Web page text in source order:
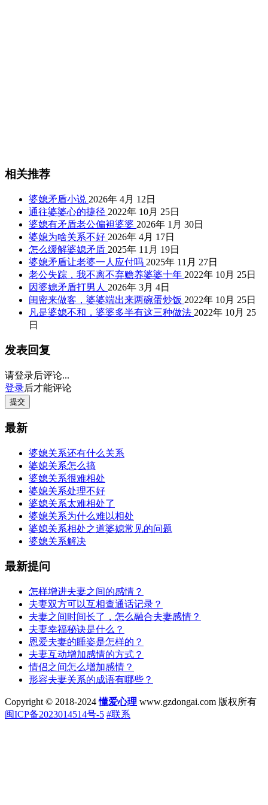
相关推荐
婆媳矛盾小说 2026年 4月 12日
通往婆婆心的捷径 2022年 10月 25日
婆媳有矛盾老公偏袒婆婆 2026年 1月 30日
婆媳为啥关系不好 2026年 4月 17日
怎么缓解婆媳矛盾 2025年 11月 19日
婆媳矛盾让老婆一人应付吗 2025年 11月 27日
老公失踪，我不离不弃赡养婆婆十年 2022年 10月 25日
因婆媳矛盾打男人 2026年 3月 4日
闺密来做客，婆婆端出来两碗蛋炒饭 2022年 10月 25日
凡是婆媳不和，婆婆多半有这三种做法 2022年 10月 25
日
发表回复
请登录后评论...
登录后才能评论
提交
最新
婆媳关系还有什么关系
婆媳关系怎么搞
婆媳关系很难相处
婆媳关系处理不好
婆媳关系太难相处了
婆媳关系为什么难以相处
婆媳关系相处之道婆媳常见的问题
婆媳关系解决
最新提问
怎样增进夫妻之间的感情？
夫妻双方可以互相查通话记录？
夫妻之间时间长了，怎么融合夫妻感情？
夫妻幸福秘诀是什么？
恩爱夫妻的睡姿是怎样的？
夫妻互动增加感情的方式？
情侣之间怎么增加感情？
形容夫妻关系的成语有哪些？
Copyright © 2018-2024懂爱心理 www.gzdongai.com 版权所有
闽ICP备2023014514号-5 #联系